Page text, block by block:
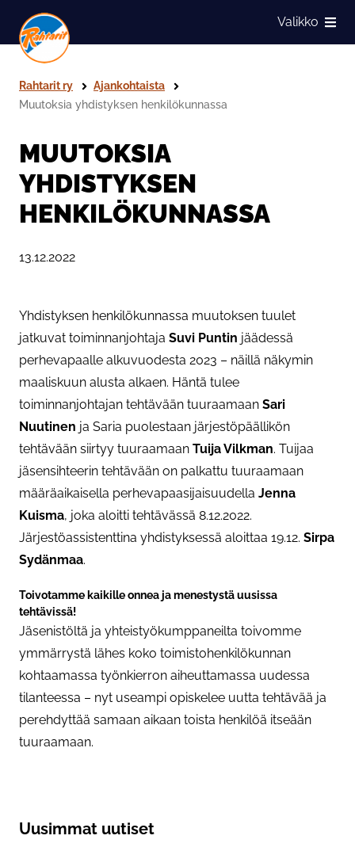
Siirry sivun sisältöön
Näytä
Valikko
Rahtarit ry
Ajankohtaista
Muutoksia yhdistyksen henkilökunnassa
MUUTOKSIA
YHDISTYKSEN
HENKILÖKUNNASSA
Julkaistu:
13.12.2022
Yhdistyksen henkilökunnassa muutoksen tuulet
jatkuvat toiminnanjohtaja Suvi Puntin jäädessä
perhevapaalle alkuvuodesta 2023 – näillä näkymin
maaliskuun alusta alkaen. Häntä tulee
toiminnanjohtajan tehtävään tuuraamaan Sari
Nuutinen ja Saria puolestaan järjestöpäällikön
tehtävään siirtyy tuuraamaan Tuija Vilkman. Tuijaa
jäsensihteerin tehtävään on palkattu tuuraamaan
määräaikaisella perhevapaasijaisuudella Jenna
Kuisma, joka aloitti tehtävässä 8.12.2022.
Järjestöassistenttina yhdistyksessä aloittaa 19.12. Sirpa
Sydänmaa.
Toivotamme kaikille onnea ja menestystä uusissa
tehtävissä!
Jäsenistöltä ja yhteistyökumppaneilta toivomme
ymmärrystä lähes koko toimistohenkilökunnan
kohtaamassa työnkierron aiheuttamassa uudessa
tilanteessa – nyt useampi opiskelee uutta tehtävää ja
perehdyttää samaan aikaan toista henkilöä itseään
tuuraamaan.
Uusimmat uutiset